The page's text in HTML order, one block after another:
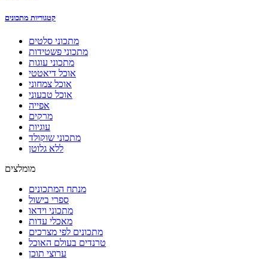
קטגוריות מתכונים
מתכוני סלטים
מתכוני פשטידות
מתכוני עוגות
אוכל דיאטטי
אוכל צמחוני
אוכל טבעוני
אפייה
מרקים
עוגיות
מתכוני שוקולד
ללא גלוטן
מומלצים
מנתח המתכונים
ספרי בישול
מתכוני וידאו
מאכלי עדות
מתכונים לפי מצרכים
טרנדים בעולם האוכל
ערוצי תוכן